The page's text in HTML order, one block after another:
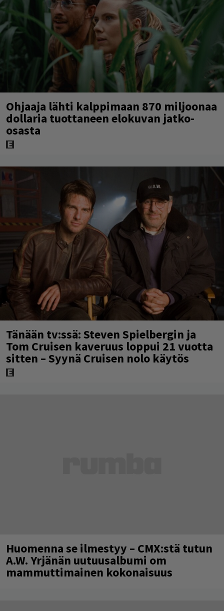
Ohjaaja lähti kalppimaan 870 miljoonaa
dollaria tuottaneen elokuvan jatko-
osasta
Tänään tv:ssä: Steven Spielbergin ja
Tom Cruisen kaveruus loppui 21 vuotta
sitten – Syynä Cruisen nolo käytös
Huomenna se ilmestyy – CMX:stä tutun
A.W. Yrjänän uutuusalbumi om
mammuttimainen kokonaisuus